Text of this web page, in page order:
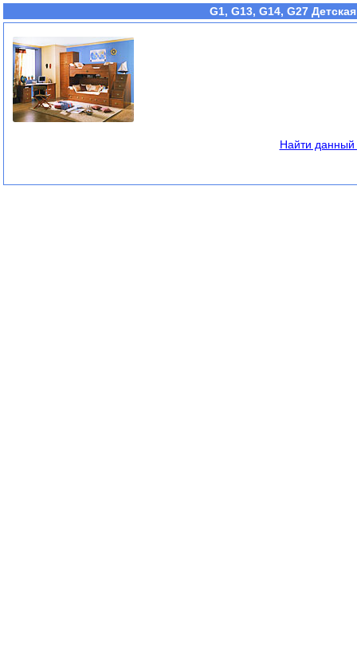
G1, G13, G14, G27
Найти данный